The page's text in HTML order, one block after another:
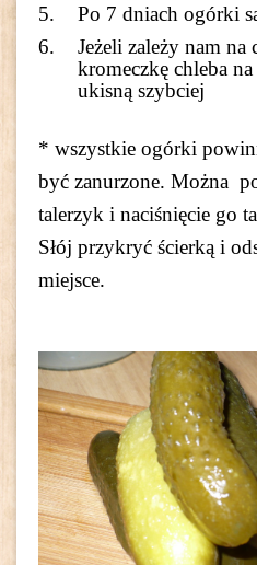
Po 7 dniach ogórki
Jeżeli zależy nam na
kromeczkę chleba
ukisną szybciej
* wszystkie ogórki
być zanurzone. Można
talerzyk i naciśnięcie go
Słój przykryć ścierką i
miejsce.